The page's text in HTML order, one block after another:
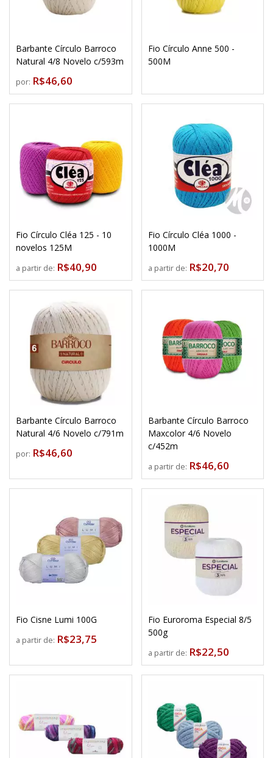
Barbante Círculo Barroco
Natural 4/8 Novelo c/593m
por: R$46,60
Fio Círculo Anne 500 -
500M
Fio Círculo Cléa 125 - 10
novelos 125M
a partir de: R$40,90
Fio Círculo Cléa 1000 -
1000M
a partir de: R$20,70
Barbante Círculo Barroco
Natural 4/6 Novelo c/791m
por: R$46,60
Barbante Círculo Barroco
Maxcolor 4/6 Novelo
c/452m
a partir de: R$46,60
Fio Cisne Lumi 100G
a partir de: R$23,75
Fio Euroroma Especial 8/5
500g
a partir de: R$22,50